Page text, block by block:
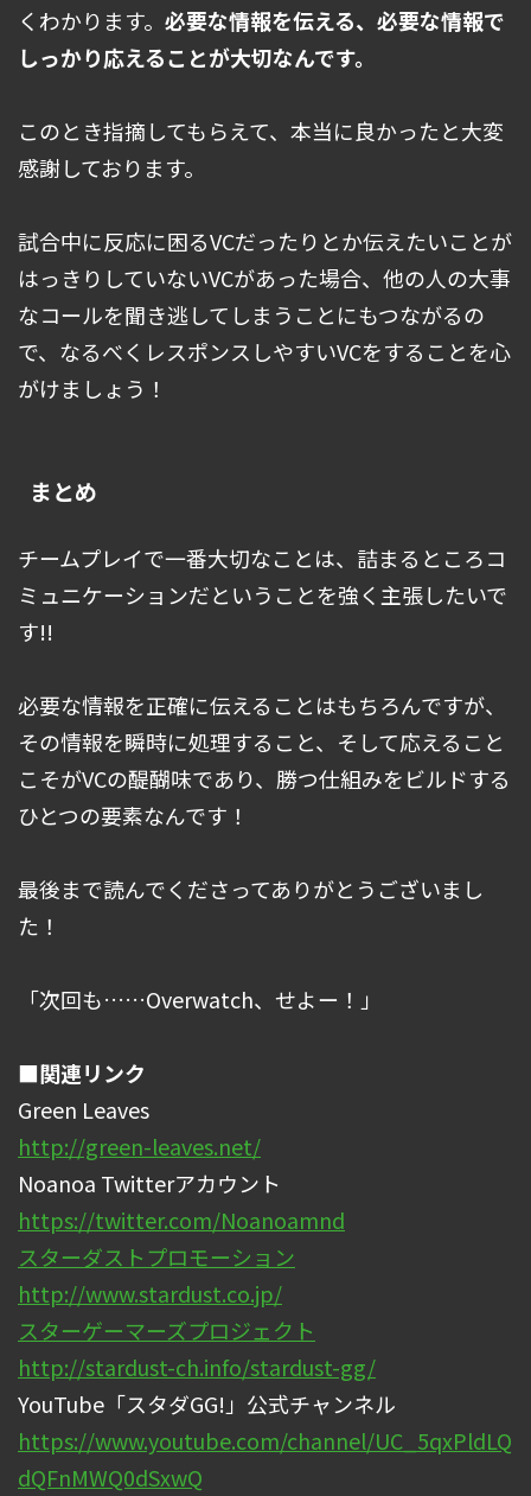
くわかります。 必要な情報を伝える、必要な情報で
しっかり応えることが大切なんです。
このとき指摘してもらえて、本当に良かったと大変
感謝しております。
試合中に反応に困るVCだったりとか伝えたいことが
はっきりしていないVCがあった場合、他の人の大事
なコールを聞き逃してしまうことにもつながるの
で、なるべくレスポンスしやすいVCをすることを心
がけましょう！
まとめ
チームプレイで一番大切なことは、詰まるところコ
ミュニケーションだということを強く主張したいで
す!!
必要な情報を正確に伝えることはもちろんですが、
その情報を瞬時に処理すること、そして応えること
こそがVCの醍醐味であり、勝つ仕組みをビルドする
ひとつの要素なんです！
最後まで読んでくださってありがとうございまし
た！
「次回も……Overwatch、せよー！」
■関連リンク
Green Leaves
http://green-leaves.net/
Noanoa Twitterアカウント
https://twitter.com/Noanoamnd
スターダストプロモーション
http://www.stardust.co.jp/
スターゲーマーズプロジェクト
http://stardust-ch.info/stardust-gg/
YouTube「スタダGG!」公式チャンネル
https://www.youtube.com/channel/UC_5qxPldLQ
dQFnMWQ0dSxwQ